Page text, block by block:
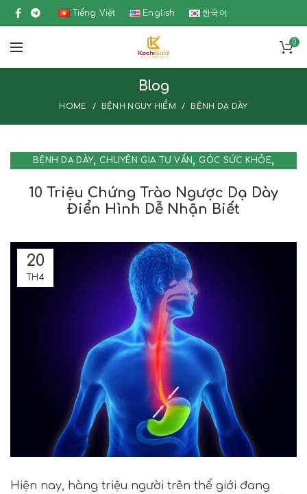
Tiếng Việt English 한국어
0
Blog
HOME BỆNH NGUY HIỂM BỆNH DẠ DÀY
BỆNH DẠ DÀY, CHUYÊN GIA TƯ VẤN, GÓC SỨC KHỎE,
10 Triệu Chứng Trào Ngược Dạ Dày
Điển Hình Dễ Nhận Biết
20
TH4
Hiện nay, hàng triệu người trên thế giới đang